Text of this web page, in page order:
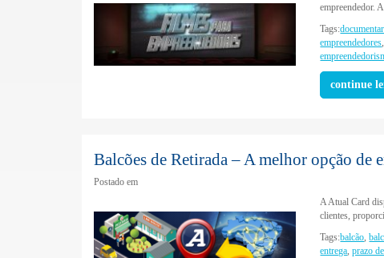
empreendedor.
Tags:
empreendedores
continue
Balcões de Retirada – A melhor opção de
Postado em
A Atual Card
clientes,
Tags:balcão,
entrega,prazo